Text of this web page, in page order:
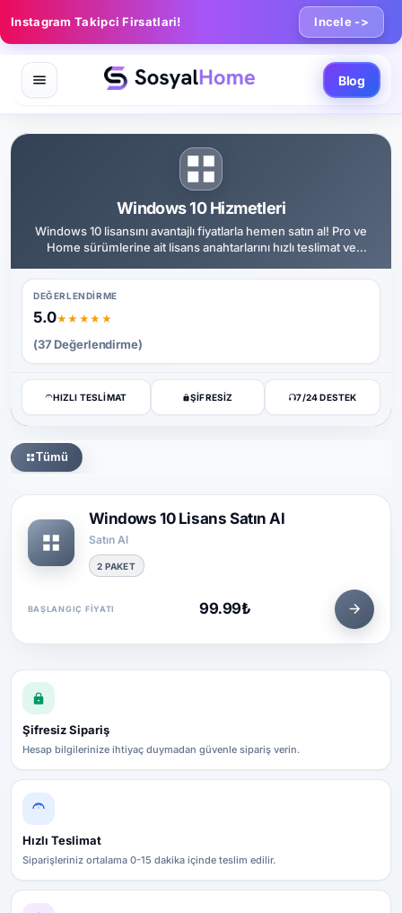
Instagram Takipci Firsatlari! Incele ->
Blog
Windows 10 Hizmetleri
Windows 10 lisansını avantajlı fiyatlarla hemen satın al! Pro ve
Home sürümlerine ait lisans anahtarlarını hızlı teslimat ve
DEĞERLENDIRME
5.0★★★★★
(37 Değerlendirme)
HIZLI TESLIMAT ŞIFRESIZ 7/24 DESTEK
Tümü
Windows 10 Lisans Satın Al
Satın Al
2 PAKET
BAŞLANGIÇ FIYATI 99.99₺
Şifresiz Sipariş
Hesap bilgilerinize ihtiyaç duymadan güvenle sipariş verin.
Hızlı Teslimat
Siparişleriniz ortalama 0-15 dakika içinde teslim edilir.